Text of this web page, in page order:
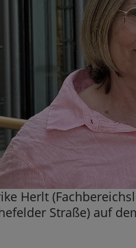
Herlt
Straße) auf